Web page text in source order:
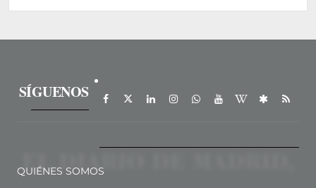
SÍGUENOS
QUIÉNES SOMOS